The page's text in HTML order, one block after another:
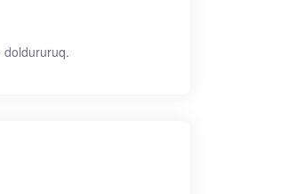
doldururuq.